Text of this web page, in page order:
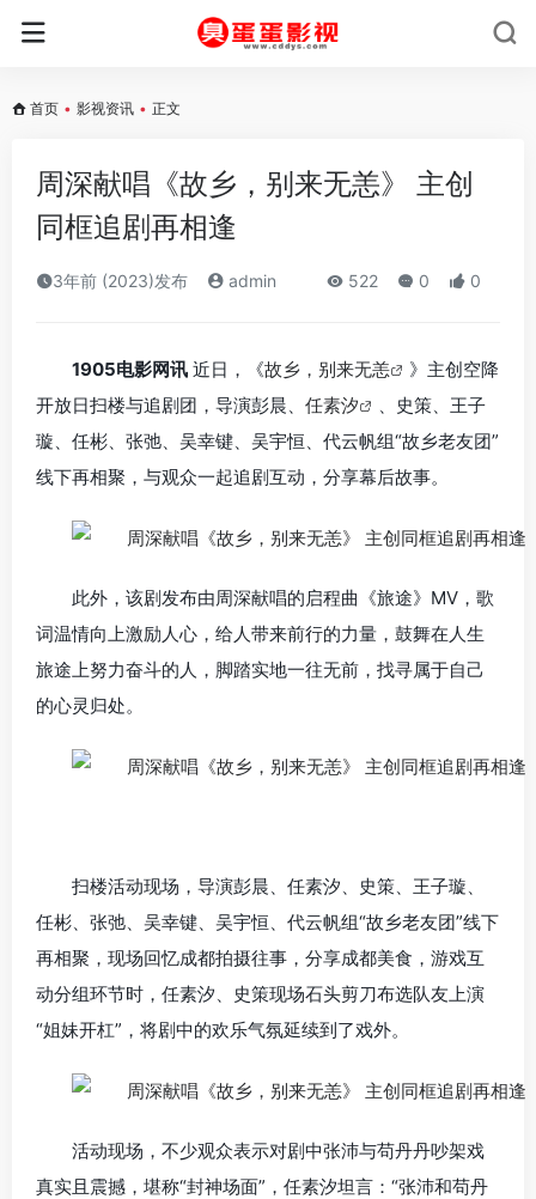
首页 • 影视资讯 • 正文
周深献唱《故乡，别来无恙》 主创
同框追剧再相逢
3年前 (2023)发布 admin 522 0 0
1905电影网讯 近日，《故乡，别来无恙
》主创空降
开放日扫楼与追剧团，导演彭晨、 任素汐
、史策、王子
璇、任彬、张弛、吴幸键、吴宇恒、代云帆组“故乡老友团”
线下再相聚，与观众一起追剧互动，分享幕后故事。
此外，该剧发布由周深献唱的启程曲《旅途》MV，歌
词温情向上激励人心，给人带来前行的力量，鼓舞在人生
旅途上努力奋斗的人，脚踏实地一往无前，找寻属于自己
的心灵归处。
扫楼活动现场，导演彭晨、任素汐、史策、王子璇、
任彬、张弛、吴幸键、吴宇恒、代云帆组“故乡老友团”线下
再相聚，现场回忆成都拍摄往事，分享成都美食，游戏互
动分组环节时，任素汐、史策现场石头剪刀布选队友上演
“姐妹开杠”，将剧中的欢乐气氛延续到了戏外。
活动现场，不少观众表示对剧中张沛与苟丹丹吵架戏
真实且震撼，堪称“封神场面”，任素汐坦言：“张沛和苟丹